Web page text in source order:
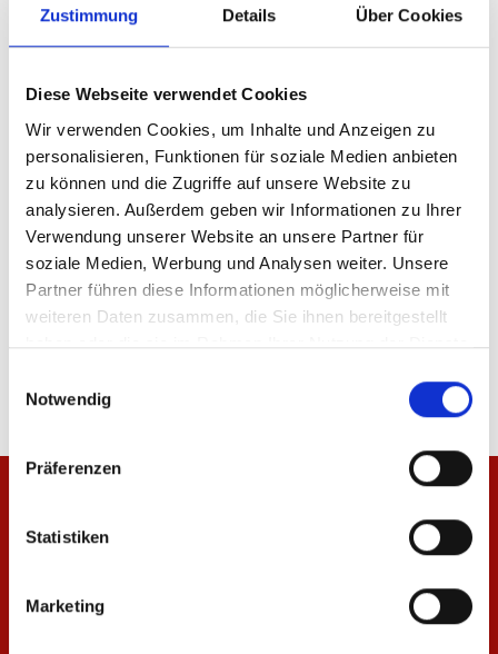
Zustimmung Details Über Cookies
Diese Webseite verwendet Cookies
Wir verwenden Cookies, um Inhalte und Anzeigen zu
personalisieren, Funktionen für soziale Medien anbieten
zu können und die Zugriffe auf unsere Website zu
analysieren. Außerdem geben wir Informationen zu Ihrer
Verwendung unserer Website an unsere Partner für
soziale Medien, Werbung und Analysen weiter. Unsere
Partner führen diese Informationen möglicherweise mit
weiteren Daten zusammen, die Sie ihnen bereitgestellt
haben oder die sie im Rahmen Ihrer Nutzung der Dienste
Notwendig
Präferenzen
Statistiken
Marketing
ÄHNLICHE PRODUKTE
Baby Set Mini Meenzer
39,95 €
Baby Mütze Mini
12,95 €